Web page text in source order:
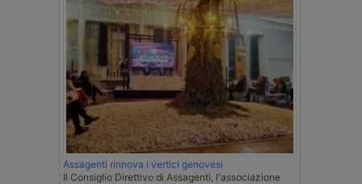
Assagenti rinnova i vertici genovesi
Il Consiglio Direttivo di Assagenti, l'associazione